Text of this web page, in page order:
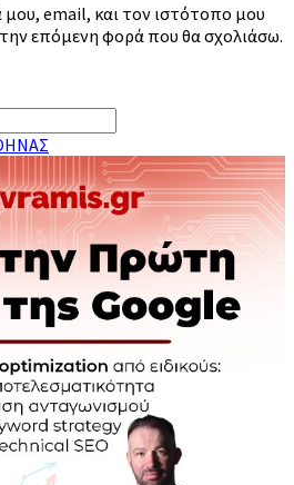
email, και τον ιστότοπο μου
την επόμενη φορά που θα σχολιάσω.